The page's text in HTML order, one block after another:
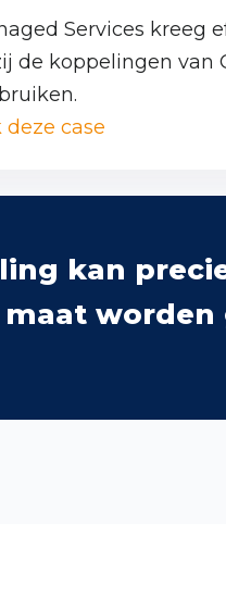
Services kreeg
de koppelingen van
deze case
kan